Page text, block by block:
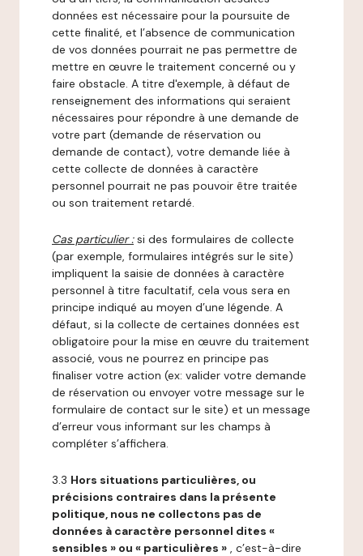
données est nécessaire pour la poursuite de
cette finalité, et l’absence de communication
de vos données pourrait ne pas permettre de
mettre en œuvre le traitement concerné ou y
faire obstacle. A titre d'exemple, à défaut de
renseignement des informations qui seraient
nécessaires pour répondre à une demande de
votre part (demande de réservation ou
demande de contact), votre demande liée à
cette collecte de données à caractère
personnel pourrait ne pas pouvoir être traitée
ou son traitement retardé.
Cas particulier : si des formulaires de collecte
(par exemple, formulaires intégrés sur le site)
impliquent la saisie de données à caractère
personnel à titre facultatif, cela vous sera en
principe indiqué au moyen d’une légende. A
défaut, si la collecte de certaines données est
obligatoire pour la mise en œuvre du traitement
associé, vous ne pourrez en principe pas
finaliser votre action (ex: valider votre demande
de réservation ou envoyer votre message sur le
formulaire de contact sur le site) et un message
d’erreur vous informant sur les champs à
compléter s’affichera.
3.3 Hors situations particulières, ou
précisions contraires dans la présente
politique, nous ne collectons pas de
données à caractère personnel dites «
sensibles » ou « particulières » , c’est-à-dire